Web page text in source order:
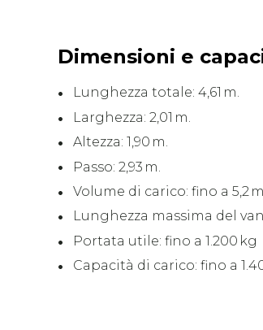
Dimensioni e
Lunghezza totale: 4,61 m.
Larghezza: 2,01 m.
Altezza: 1,90 m.
Passo: 2,93 m.
Volume di carico: fino a 5,2
Lunghezza massima del
Portata utile: fino a 1.200 kg
Capacità di carico: fino a